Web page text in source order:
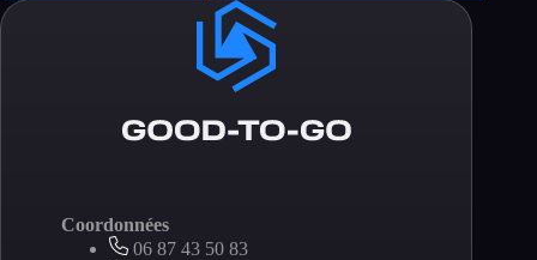
Coordonnées
06 87 43 50 83